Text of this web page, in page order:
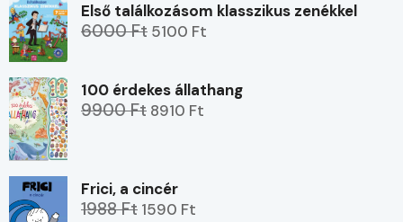
Első találkozásom klasszikus zenékkel
6000 Ft 5100 Ft
100 érdekes állathang
9900 Ft 8910 Ft
Frici, a cincér
1988 Ft 1590 Ft